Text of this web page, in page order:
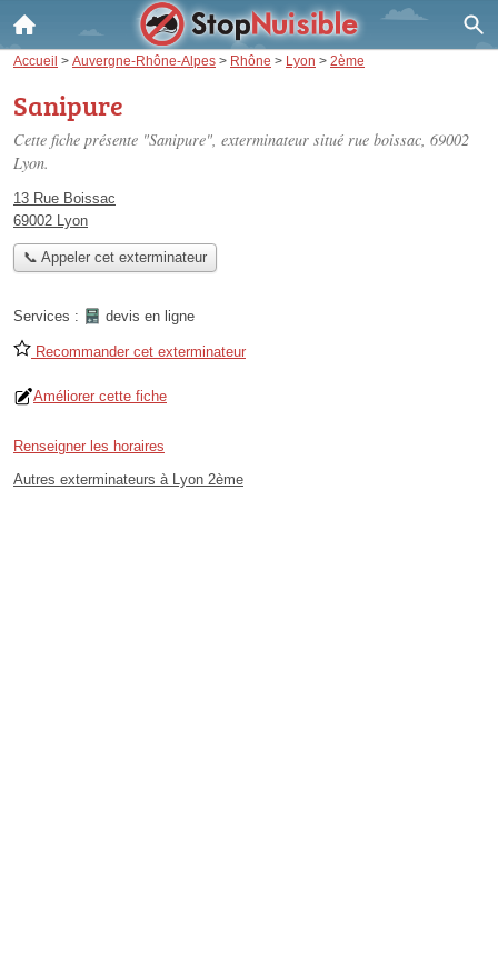
Accueil > Auvergne-Rhône-Alpes > Rhône > Lyon > 2ème
Sanipure
Cette fiche présente "Sanipure", exterminateur situé rue boissac, 69002
Lyon.
13 Rue Boissac
69002 Lyon
📞 Appeler cet exterminateur
Services : devis en ligne
Recommander cet exterminateur
Améliorer cette fiche
Renseigner les horaires
Autres exterminateurs à Lyon 2ème